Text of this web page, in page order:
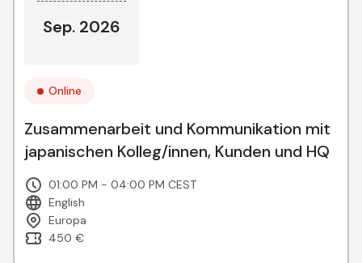
Sep. 2026
Online
Zusammenarbeit und Kommunikation mit
japanischen Kolleg/innen, Kunden und HQ
01:00 PM - 04:00 PM CEST
English
Europa
450 €